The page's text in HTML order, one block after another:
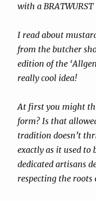
with a BRATWURST
I read about
from the butcher
edition of the
really cool idea!
At first you might
form? Is that
tradition doesn’t
exactly as it used to
dedicated artisans
respecting the roots